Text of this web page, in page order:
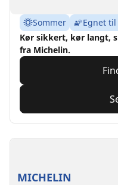
Sommer Egnet
Kør sikkert, kør langt,
fra Michelin.
MICHELIN